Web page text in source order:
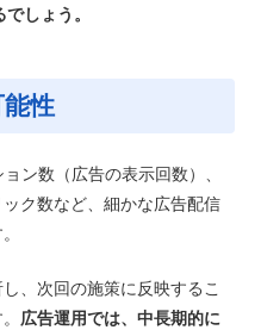
しょう。
性
ン数（広告の表示回数）、
ク数など、細かな広告配信
、次回の施策に反映するこ
広告運用では、中長期的に